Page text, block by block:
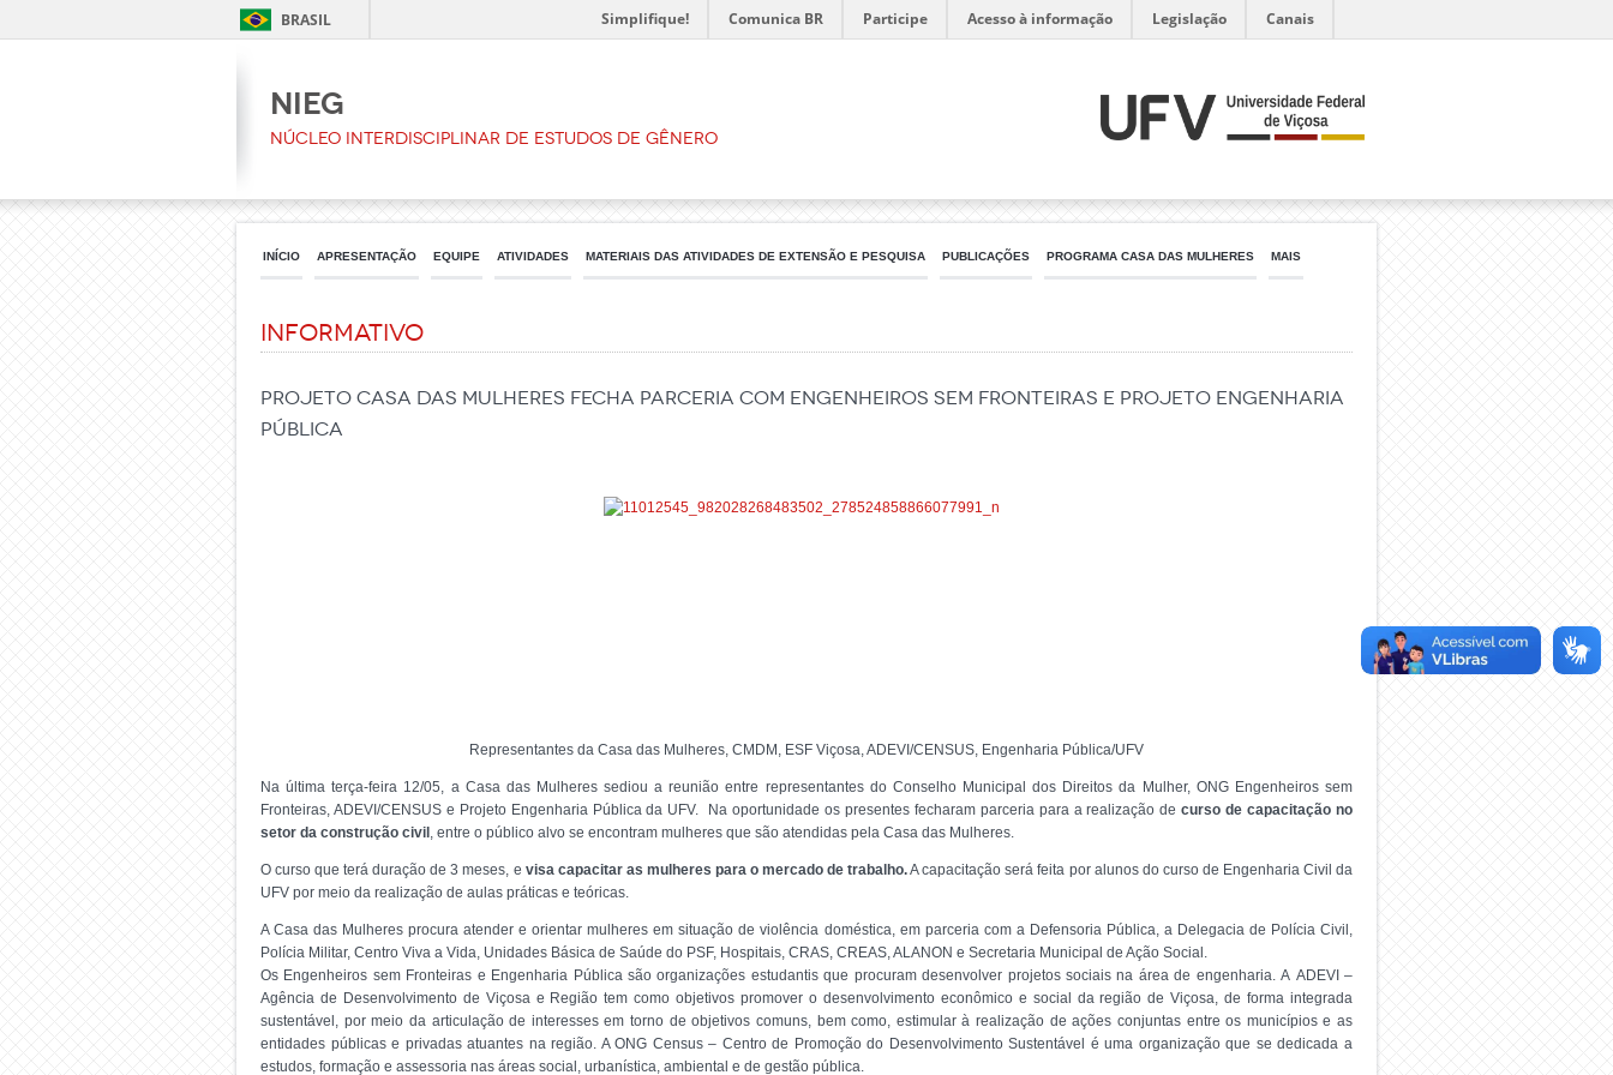
BRASIL Simplifique! Comunica BR Participe Acesso à informação Legislação Canais
NIEG
Núcleo Interdisciplinar de Estudos de Gênero
INÍCIO APRESENTAÇÃO EQUIPE ATIVIDADES MATERIAIS DAS ATIVIDADES DE EXTENSÃO E PESQUISA PUBLICAÇÕES PROGRAMA CASA DAS MULHERES MAIS
Informativo
Projeto Casa das Mulheres fecha parceria com Engenheiros sem Fronteiras e Projeto Engenharia
Pública
Representantes da Casa das Mulheres, CMDM, ESF Viçosa, ADEVI/CENSUS, Engenharia Pública/UFV
Na última terça-feira 12/05, a Casa das Mulheres sediou a reunião entre representantes do Conselho Municipal dos Direitos da Mulher, ONG Engenheiros sem
Fronteiras, ADEVI/CENSUS e Projeto Engenharia Pública da UFV. Na oportunidade os presentes fecharam parceria para a realização de curso de capacitação no
setor da construção civil , entre o público alvo se encontram mulheres que são atendidas pela Casa das Mulheres.
O curso que terá duração de 3 meses, e visa capacitar as mulheres para o mercado de trabalho.A capacitação será feita por alunos do curso de Engenharia Civil da
UFV por meio da realização de aulas práticas e teóricas.
A Casa das Mulheres procura atender e orientar mulheres em situação de violência doméstica, em parceria com a Defensoria Pública, a Delegacia de Polícia Civil,
Polícia Militar, Centro Viva a Vida, Unidades Básica de Saúde do PSF, Hospitais, CRAS, CREAS, ALANON e Secretaria Municipal de Ação Social.
Os Engenheiros sem Fronteiras e Engenharia Pública são organizações estudantis que procuram desenvolver projetos sociais na área de engenharia.A ADEVI –
Agência de Desenvolvimento de Viçosa e Região tem como objetivos promover o desenvolvimento econômico e social da região de Viçosa, de forma integrada
sustentável, por meio da articulação de interesses em torno de objetivos comuns, bem como, estimular à realização de ações conjuntas entre os municípios e as
entidades públicas e privadas atuantes na região. A ONG Census – Centro de Promoção do Desenvolvimento Sustentável é uma organização que se dedicada a
estudos, formação e assessoria nas áreas social, urbanística, ambiental e de gestão pública.